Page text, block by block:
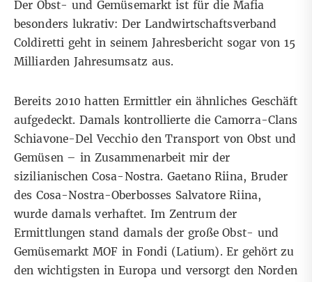
Der Obst- und Gemüsemarkt ist für die Mafia
besonders lukrativ: Der Landwirtschaftsverband
Coldiretti geht inseinem Jahresbericht sogar von 15
Milliarden Jahresumsatz aus.
Bereits 2010 hatten Ermittler ein ähnliches Geschäft
aufgedeckt. Damals kontrollierte die Camorra-Clans
Schiavone-Del Vecchio den Transport von Obst und
Gemüsen – in Zusammenarbeit mir der
sizilianischen Cosa-Nostra. Gaetano Riina, Bruder
des Cosa-Nostra-Oberbosses Salvatore Riina,
wurde damals verhaftet. Im Zentrum der
Ermittlungen stand damals der große Obst- und
Gemüsemarkt MOF in Fondi (Latium). Er gehört zu
den wichtigsten in Europa und versorgt den Norden